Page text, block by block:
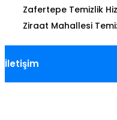
Zafertepe Temizlik
Ziraat Mahallesi
İletişim